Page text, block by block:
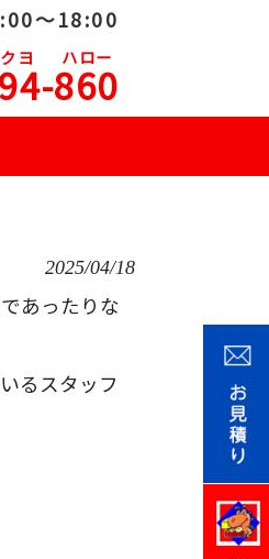
～18:00
ヨ ハロー
860
2025/04/18
あったりな
るスタッフ